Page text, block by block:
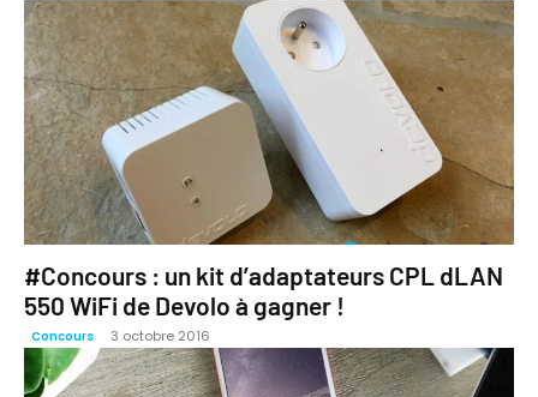
#Concours : un kit d’adaptateurs CPL dLAN
550 WiFi de Devolo à gagner !
Concours 3 octobre 2016